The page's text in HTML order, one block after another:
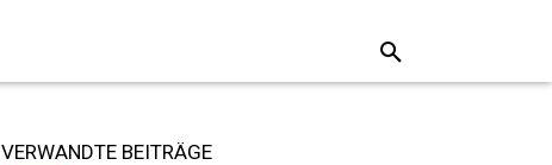
VERWANDTE BEITRÄGE